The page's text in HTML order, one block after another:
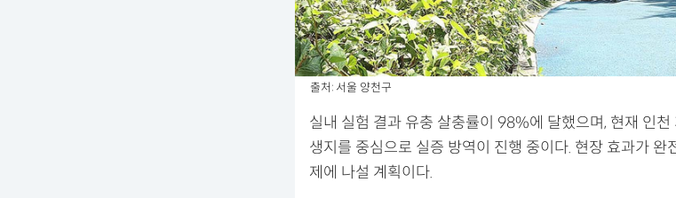
출처: 서울 양천구
실내 실험 결과 유충 살충률이 98%에 달했으며, 현재 인
생지를 중심으로 실증 방역이 진행 중이다. 현장 효과가
제에 나설 계획이다.